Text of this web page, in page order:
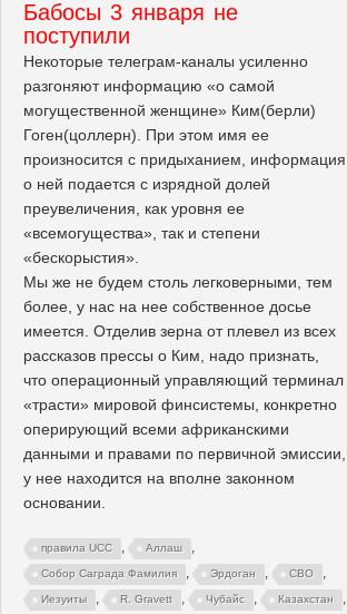
Бабосы 3 января не
поступили
Некоторые телеграм-каналы усиленно
разгоняют информацию «о самой
могущественной женщине» Ким(берли)
Гоген(цоллерн). При этом имя ее
произносится с придыханием, информация
о ней подается с изрядной долей
преувеличения, как уровня ее
«всемогущества», так и степени
«бескорыстия».
Мы же не будем столь легковерными, тем
более, у нас на нее собственное досье
имеется. Отделив зерна от плевел из всех
рассказов прессы о Ким, надо признать,
что операционный управляющий терминал
«трасти» мировой финсистемы, конкретно
оперирующий всеми африканскими
данными и правами по первичной эмиссии,
у нее находится на вполне законном
основании.
правила UCC , Аллаш ,
Собор Саграда Фамилия , Эрдоган , СВО ,
Иезуиты , R. Gravett , Чубайс , Казахстан ,